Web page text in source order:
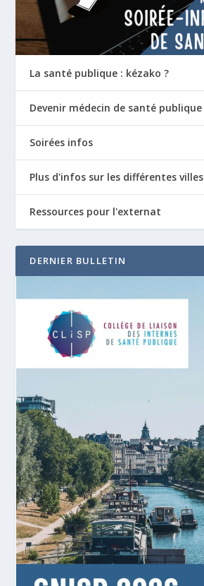
La santé publique : kézako ?
Devenir médecin de santé publique
Soirées infos
Plus d'infos sur les différentes villes
Ressources pour l'externat
DERNIER BULLETIN